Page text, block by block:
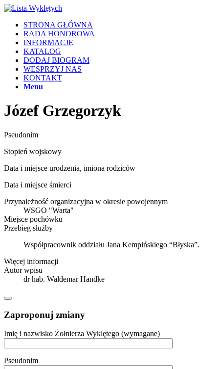
STRONA GŁÓWNA
RADA HONOROWA
INFORMACJE
KATALOG
DODAJ BIOGRAM
WESPRZYJ NAS
KONTAKT
Menu
Józef Grzegorzyk
Pseudonim
Stopień wojskowy
Data i miejsce urodzenia, imiona rodziców
Data i miejsce śmierci
Przynależność organizacyjna w okresie powojennym
WSGO "Warta"
Miejsce pochówku
Przebieg służby
Współpracownik oddziału Jana Kempińskiego “Błyska”.
Więcej informacji
Autor wpisu
dr hab. Waldemar Handke
Zaproponuj zmiany
Imię i nazwisko Żołnierza Wyklętego (wymagane)
Pseudonim